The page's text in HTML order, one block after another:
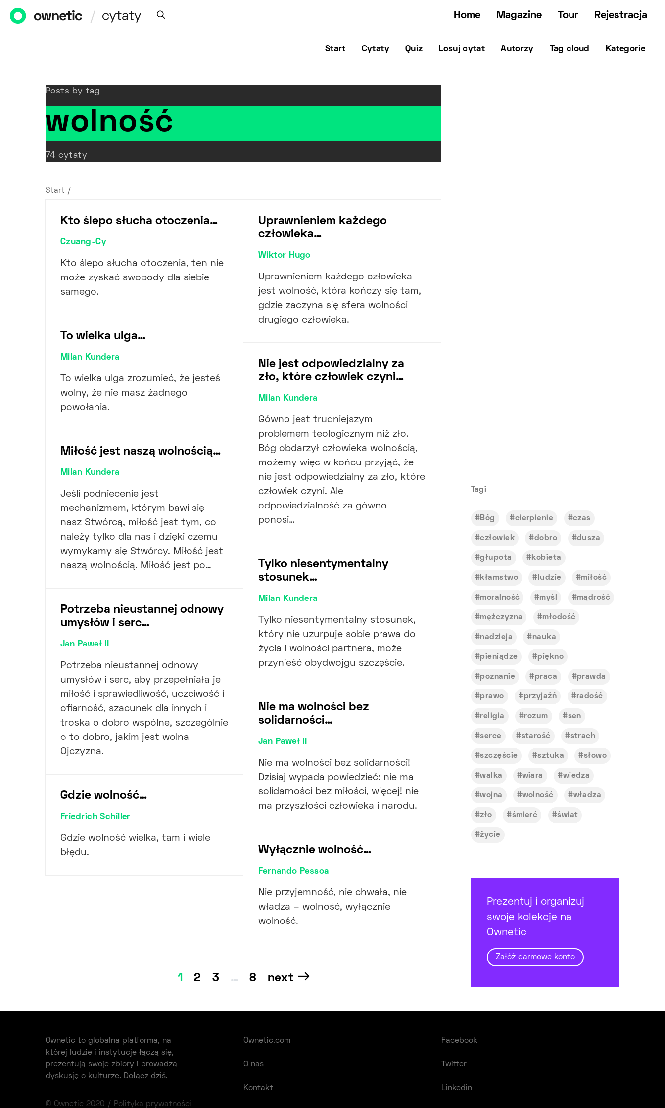
Home Magazine Tour Rejestracja
Start Cytaty Quiz Losuj cytat Autorzy Tag cloud Kategorie
Posts by tag
wolność
74 cytaty
Start /
Kto ślepo słucha otoczenia…
Czuang-Cy
Kto ślepo słucha otoczenia, ten nie
może zyskać swobody dla siebie
samego.
To wielka ulga…
Milan Kundera
To wielka ulga zrozumieć, że jesteś
wolny, że nie masz żadnego
powołania.
Miłość jest naszą wolnością…
Milan Kundera
Jeśli podniecenie jest
mechanizmem, którym bawi się
nasz Stwórcą, miłość jest tym, co
należy tylko dla nas i dzięki czemu
wymykamy się Stwórcy. Miłość jest
naszą wolnością. Miłość jest po…
Potrzeba nieustannej odnowy
umysłów i serc…
Jan Paweł II
Potrzeba nieustannej odnowy
umysłów i serc, aby przepełniała je
miłość i sprawiedliwość, uczciwość i
ofiarność, szacunek dla innych i
troska o dobro wspólne, szczególnie
o to dobro, jakim jest wolna
Ojczyzna.
Gdzie wolność…
Friedrich Schiller
Gdzie wolność wielka, tam i wiele
błędu.
Uprawnieniem każdego
człowieka…
Wiktor Hugo
Uprawnieniem każdego człowieka
jest wolność, która kończy się tam,
gdzie zaczyna się sfera wolności
drugiego człowieka.
Nie jest odpowiedzialny za
zło, które człowiek czyni…
Milan Kundera
Gówno jest trudniejszym
problemem teologicznym niż zło.
Bóg obdarzył człowieka wolnością,
możemy więc w końcu przyjąć, że
nie jest odpowiedzialny za zło, które
człowiek czyni. Ale
odpowiedzialność za gówno
ponosi…
Tylko niesentymentalny
stosunek…
Milan Kundera
Tylko niesentymentalny stosunek,
który nie uzurpuje sobie prawa do
życia i wolności partnera, może
przynieść obydwojgu szczęście.
Nie ma wolności bez
solidarności…
Jan Paweł II
Nie ma wolności bez solidarności!
Dzisiaj wypada powiedzieć: nie ma
solidarności bez miłości, więcej! nie
ma przyszłości człowieka i narodu.
Wyłącznie wolność…
Fernando Pessoa
Nie przyjemność, nie chwała, nie
władza – wolność, wyłącznie
wolność.
Nawigacja
1 2 3 … 8 next
Tagi
Bóg cierpienie czas
człowiek dobro dusza
głupota kobieta
kłamstwo ludzie miłość
moralność myśl mądrość
mężczyzna młodość
nadzieja nauka
pieniądze piękno
poznanie praca prawda
prawo przyjaźń radość
religia rozum sen
serce starość strach
szczęście sztuka słowo
walka wiara wiedza
wojna wolność władza
zło śmierć świat
życie
Prezentuj i organizuj
swoje kolekcje na
Ownetic
Załóż darmowe konto
Ownetic to globalna platforma, na
której ludzie i instytucje łączą się,
prezentują swoje zbiory i prowadzą
dyskusję o kulturze. Dołącz dziś.
© Ownetic 2020 / Polityka prywatności
Ownetic.com
O nas
Kontakt
Facebook
Twitter
Linkedin